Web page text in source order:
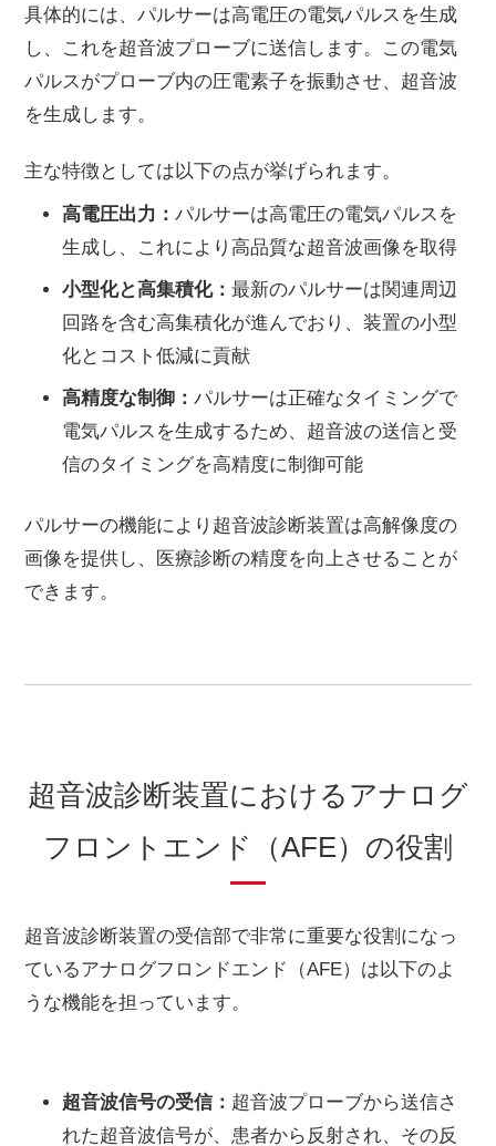
具体的には、パルサーは高電圧の電気パルスを生成
し、これを超音波プローブに送信します。この電気
パルスがプローブ内の圧電素子を振動させ、超音波
を生成します。
主な特徴としては以下の点が挙げられます。
高電圧出力： パルサーは高電圧の電気パルスを
生成し、これにより高品質な超音波画像を取得
小型化と高集積化： 最新のパルサーは関連周辺
回路を含む高集積化が進んでおり、装置の小型
化とコスト低減に貢献
高精度な制御： パルサーは正確なタイミングで
電気パルスを生成するため、超音波の送信と受
信のタイミングを高精度に制御可能
パルサーの機能により超音波診断装置は高解像度の
画像を提供し、医療診断の精度を向上させることが
できます。
超音波診断装置におけるアナログ
フロントエンド（AFE）の役割
超音波診断装置の受信部で非常に重要な役割になっ
ているアナログフロンドエンド（AFE）は以下のよ
うな機能を担っています。
超音波信号の受信： 超音波プローブから送信さ
れた超音波信号が、患者から反射され、その反